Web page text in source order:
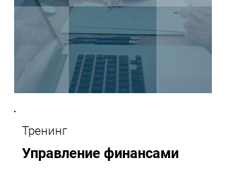
Тренинг
Управление финансами